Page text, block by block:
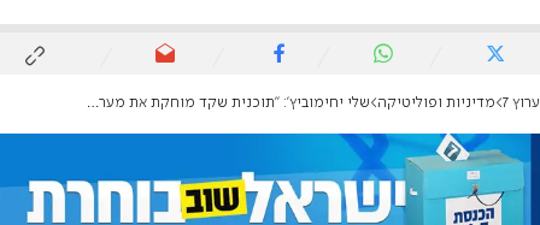
ערוץ 7 מדיניות ופוליטיקה שלי יחימוביץ': "תוכנית שקד מוחקת את מערכת המשפט"